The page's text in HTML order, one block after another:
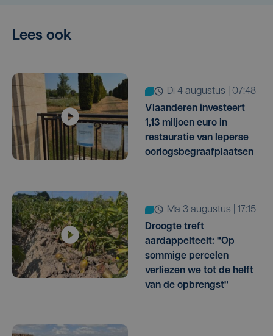
Lees ook
di 4 augustus | 07:48
Vlaanderen investeert
1,13 miljoen euro in
restauratie van Ieperse
oorlogsbegraafplaatsen
ma 3 augustus | 17:15
Droogte treft
aardappelteelt: "Op
sommige percelen
verliezen we tot de helft
van de opbrengst"